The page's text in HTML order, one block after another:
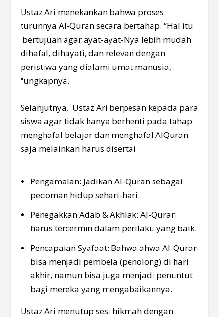
Ustaz Ari menekankan bahwa proses
turunnya Al-Quran secara bertahap. “Hal itu
bertujuan agar ayat-ayat-Nya lebih mudah
dihafal, dihayati, dan relevan dengan
peristiwa yang dialami umat manusia,
“ungkapnya.
Selanjutnya, Ustaz Ari berpesan kepada para
siswa agar tidak hanya berhenti pada tahap
menghafal belajar dan menghafal AlQuran
saja melainkan harus disertai
Pengamalan: Jadikan Al-Quran sebagai
pedoman hidup sehari-hari.
Penegakkan Adab & Akhlak: Al-Quran
harus tercermin dalam perilaku yang baik.
Pencapaian Syafaat: Bahwa ahwa Al-Quran
bisa menjadi pembela (penolong) di hari
akhir, namun bisa juga menjadi penuntut
bagi mereka yang mengabaikannya.
Ustaz Ari menutup sesi hikmah dengan